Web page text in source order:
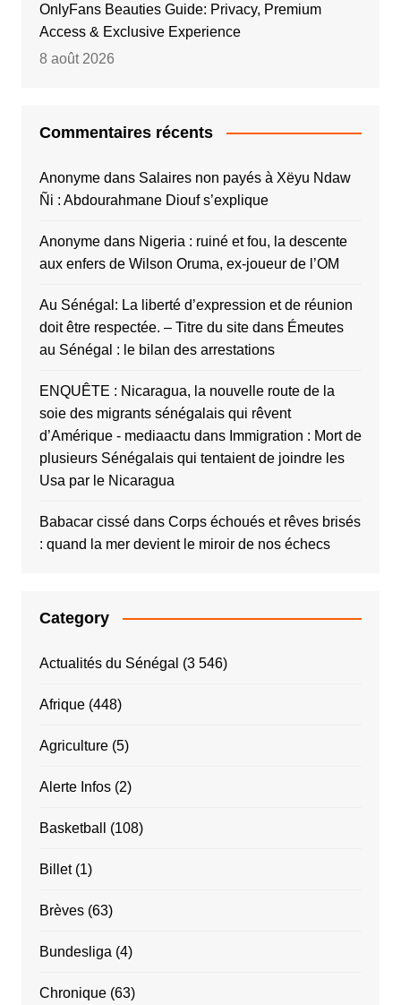
OnlyFans Beauties Guide: Privacy, Premium
Access & Exclusive Experience
8 août 2026
Commentaires récents
Anonymedans Salaires non payés à Xëyu Ndaw
Ñi : Abdourahmane Diouf s’explique
Anonymedans Nigeria : ruiné et fou, la descente
aux enfers de Wilson Oruma, ex-joueur de l’OM
Au Sénégal: La liberté d’expression et de réunion
doit être respectée. – Titre du sitedans Émeutes
au Sénégal : le bilan des arrestations
ENQUÊTE : Nicaragua, la nouvelle route de la
soie des migrants sénégalais qui rêvent
d’Amérique - mediaactu dans Immigration : Mort de
plusieurs Sénégalais qui tentaient de joindre les
Usa par le Nicaragua
Babacar cissédans Corps échoués et rêves brisés
: quand la mer devient le miroir de nos échecs
Category
Actualités du Sénégal (3 546)
Afrique(448)
Agriculture(5)
Alerte Infos(2)
Basketball (108)
Billet(1)
Brèves(63)
Bundesliga (4)
Chronique(63)